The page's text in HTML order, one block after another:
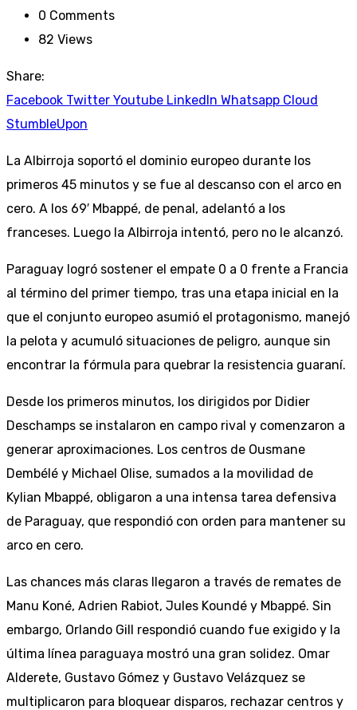
0 Comments
82 Views
Share:
Facebook Twitter Youtube LinkedIn Whatsapp Cloud
StumbleUpon
La Albirroja soportó el dominio europeo durante los
primeros 45 minutos y se fue al descanso con el arco en
cero. A los 69′ Mbappé, de penal, adelantó a los
franceses. Luego la Albirroja intentó, pero no le alcanzó.
Paraguay logró sostener el empate 0 a 0 frente a Francia
al término del primer tiempo, tras una etapa inicial en la
que el conjunto europeo asumió el protagonismo, manejó
la pelota y acumuló situaciones de peligro, aunque sin
encontrar la fórmula para quebrar la resistencia guaraní.
Desde los primeros minutos, los dirigidos por Didier
Deschamps se instalaron en campo rival y comenzaron a
generar aproximaciones. Los centros de Ousmane
Dembélé y Michael Olise, sumados a la movilidad de
Kylian Mbappé, obligaron a una intensa tarea defensiva
de Paraguay, que respondió con orden para mantener su
arco en cero.
Las chances más claras llegaron a través de remates de
Manu Koné, Adrien Rabiot, Jules Koundé y Mbappé. Sin
embargo, Orlando Gill respondió cuando fue exigido y la
última línea paraguaya mostró una gran solidez. Omar
Alderete, Gustavo Gómez y Gustavo Velázquez se
multiplicaron para bloquear disparos, rechazar centros y